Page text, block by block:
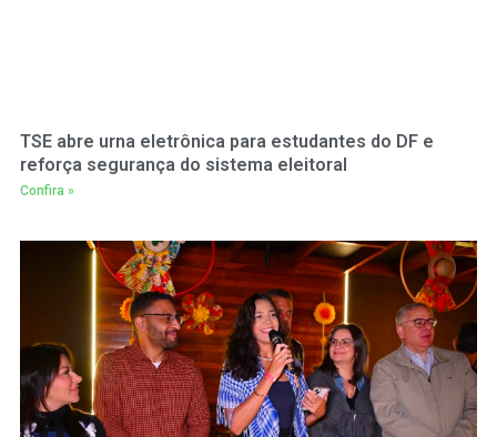
TSE abre urna eletrônica para estudantes do DF e
reforça segurança do sistema eleitoral
Confira »